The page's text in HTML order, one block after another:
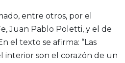
entre otros, por el
Juan Pablo Poletti, y el de
el texto se afirma: “Las
interior son el corazón de un